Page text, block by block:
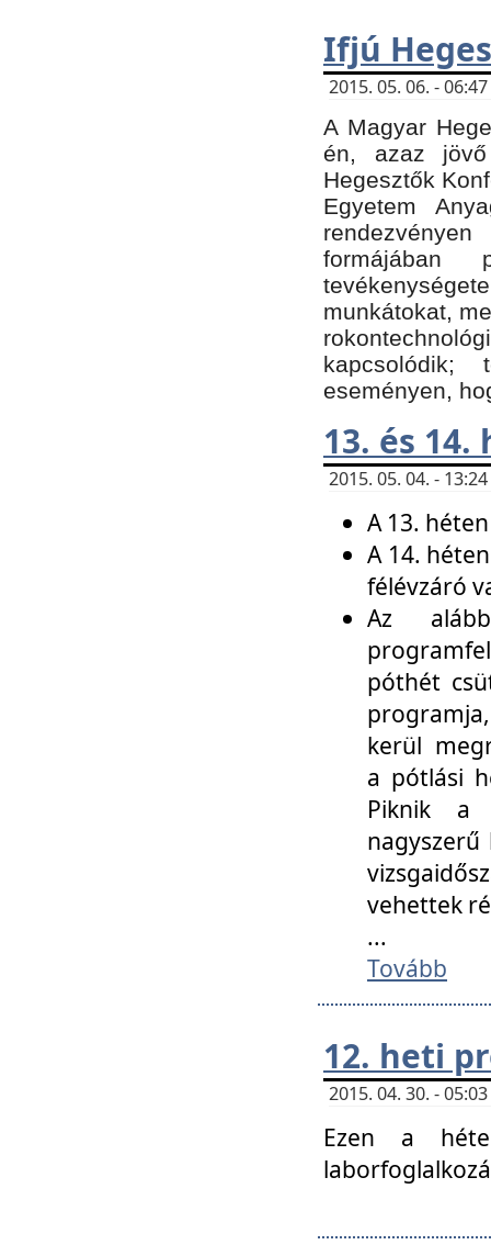
Ifjú
2015. 05. 06. -
A Magyar
én, azaz
Hegesztők
Egyetem
formájában
munkátokat,
eseményen,
13. és
2015. 05. 04. -
A 13.
A 14.
félévzáró
Az
póthét
kerül
a pótlási
Piknik a
vehettek
...
Tovább
12. heti
2015. 04. 30. -
Ezen a